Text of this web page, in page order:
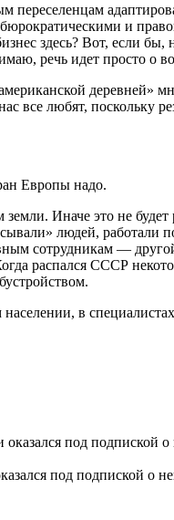
переселенцам
и
здесь? Вот, если
речь идет просто о
деревней»
все любят,
Европы надо.
Иначе это не
людей,
сотрудникам —
распался СССР
в
под подпиской о